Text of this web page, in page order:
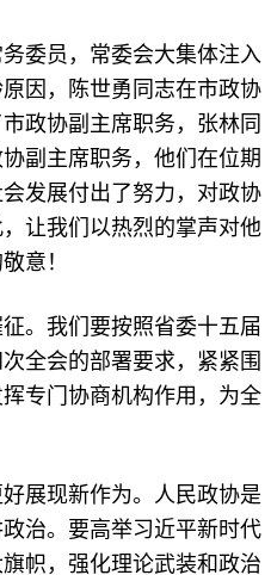
委员，常委会大集体注入
因，陈世勇同志在市政协
政协副主席职务，张林同
副主席职务，他们在位期
发展付出了努力，对政协
让我们以热烈的掌声对他
意！
我们要按照省委十五届
全会的部署要求，紧紧围
专门协商机构作用，为全
现新作为。人民政协是
治。要高举习近平新时代
帜，强化理论武装和政治